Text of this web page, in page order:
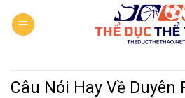
Câu Nói Hay Về Duyên